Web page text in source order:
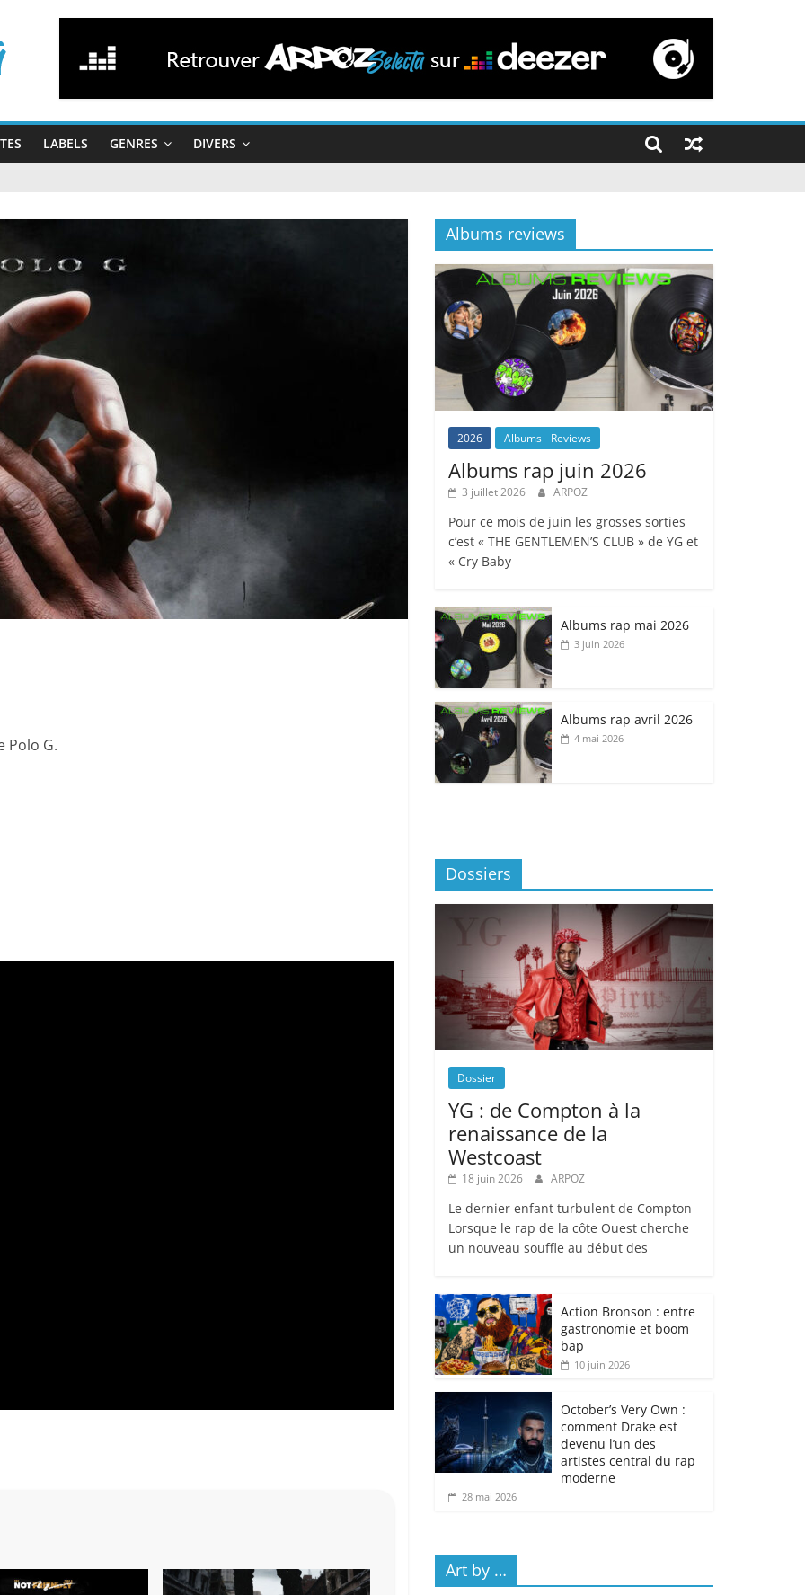
LABELS GENRES DIVERS
Polo G.
Albums reviews
2026 Albums - Reviews
Albums rap juin 2026
3 juillet 2026 ARPOZ
Pour ce mois de juin les grosses sorties
c’est « THE GENTLEMEN’S CLUB » de YG et
« Cry Baby
Albums rap mai 2026
3 juin 2026
Albums rap avril 2026
4 mai 2026
Dossiers
Dossier
YG : de Compton à la
renaissance de la
Westcoast
18 juin 2026 ARPOZ
Le dernier enfant turbulent de Compton
Lorsque le rap de la côte Ouest cherche
un nouveau souffle au début des
Action Bronson : entre
gastronomie et boom
bap
10 juin 2026
October’s Very Own :
comment Drake est
devenu l’un des
artistes central du rap
moderne
28 mai 2026
Art by …